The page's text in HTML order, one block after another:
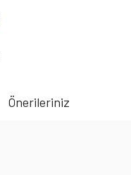
Önerileriniz